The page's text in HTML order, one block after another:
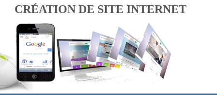
CRÉATION DE SITE INTERNET